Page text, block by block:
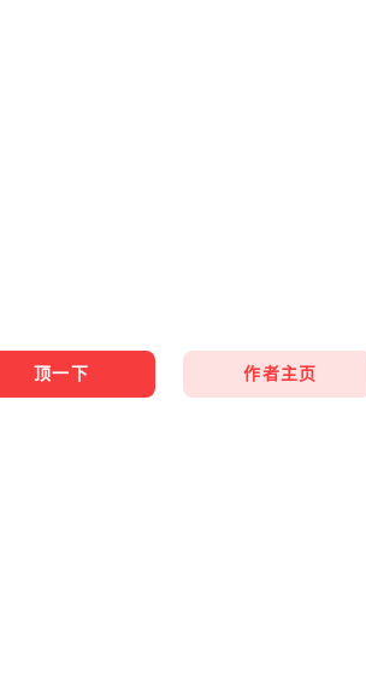
顶一下 作者主页